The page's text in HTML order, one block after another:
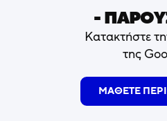
-
Κατακτήστε
της
ΜΑΘΕΤΕ